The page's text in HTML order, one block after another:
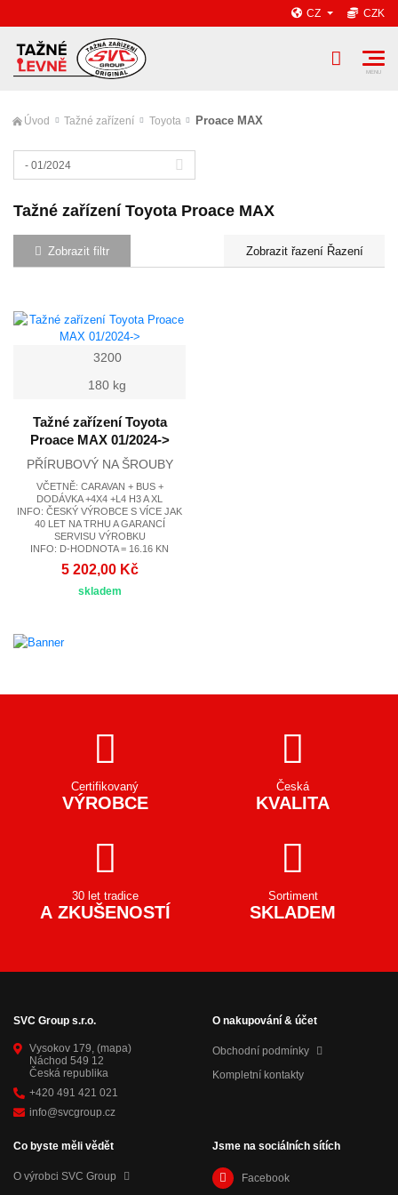
CZ CZK
Úvod Tažné zařízení Toyota Proace MAX
- 01/2024
Tažné zařízení Toyota Proace MAX
Zobrazit filtr Řazení
3200
180 kg
Tažné zařízení Toyota
Proace MAX 01/2024->
PŘÍRUBOVÝ NA ŠROUBY
VČETNĚ: CARAVAN + BUS +
DODÁVKA +4X4 +L4 H3 A XL
INFO: ČESKÝ VÝROBCE S VÍCE JAK
40 LET NA TRHU A GARANCÍ
SERVISU VÝROBKU
INFO: D-HODNOTA = 16.16 KN
5 202,00 Kč
skladem
Certifikovaný
VÝROBCE
Česká
KVALITA
30 let tradice
A ZKUŠENOSTÍ
Sortiment
SKLADEM
SVC Group s.r.o.
Vysokov 179, (mapa)
Náchod 549 12
Česká republika
+420 491 421 021
info@svcgroup.cz
O nakupování & účet
Obchodní podmínky
Kompletní kontakty
Co byste měli vědět
O výrobci SVC Group
Jsme na sociálních sítích
Facebook